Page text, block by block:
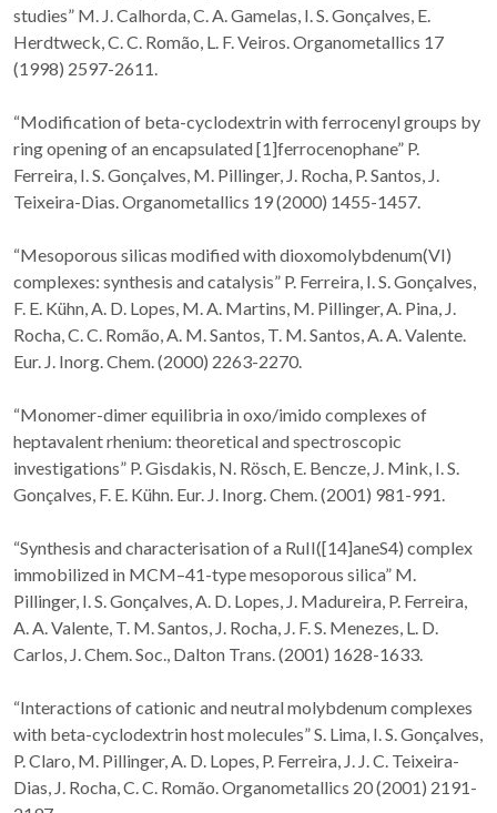
studies” M. J. Calhorda, C. A. Gamelas, I. S. Gonçalves, E.
Herdtweck, C. C. Romão, L. F. Veiros. Organometallics 17
(1998) 2597-2611.
“Modification of beta-cyclodextrin with ferrocenyl groups by
ring opening of an encapsulated [1]ferrocenophane” P.
Ferreira, I. S. Gonçalves, M. Pillinger, J. Rocha, P. Santos, J.
Teixeira-Dias. Organometallics 19 (2000) 1455-1457.
“Mesoporous silicas modified with dioxomolybdenum(VI)
complexes: synthesis and catalysis” P. Ferreira, I. S. Gonçalves,
F. E. Kühn, A. D. Lopes, M. A. Martins, M. Pillinger, A. Pina, J.
Rocha, C. C. Romão, A. M. Santos, T. M. Santos, A. A. Valente.
Eur. J. Inorg. Chem. (2000) 2263-2270.
“Monomer-dimer equilibria in oxo/imido complexes of
heptavalent rhenium: theoretical and spectroscopic
investigations” P. Gisdakis, N. Rösch, E. Bencze, J. Mink, I. S.
Gonçalves, F. E. Kühn. Eur. J. Inorg. Chem. (2001) 981-991.
“Synthesis and characterisation of a RuII([14]aneS4) complex
immobilized in MCM–41-type mesoporous silica” M.
Pillinger, I. S. Gonçalves, A. D. Lopes, J. Madureira, P. Ferreira,
A. A. Valente, T. M. Santos, J. Rocha, J. F. S. Menezes, L. D.
Carlos, J. Chem. Soc., Dalton Trans. (2001) 1628-1633.
“Interactions of cationic and neutral molybdenum complexes
with beta-cyclodextrin host molecules” S. Lima, I. S. Gonçalves,
P. Claro, M. Pillinger, A. D. Lopes, P. Ferreira, J. J. C. Teixeira-
Dias, J. Rocha, C. C. Romão. Organometallics 20 (2001) 2191-